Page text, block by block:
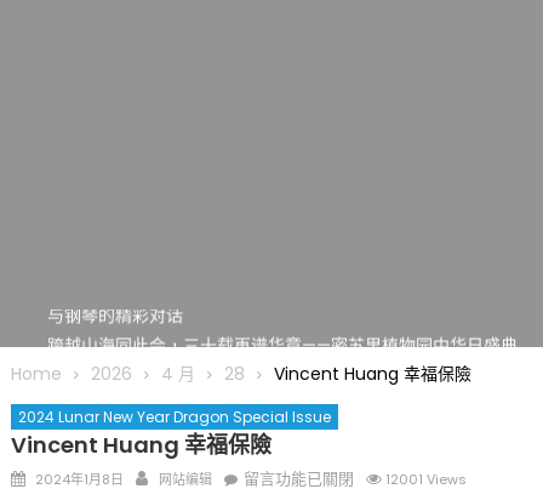
与钢琴的精彩对话
跨越山海同此会，三十载再谱华章——密苏里植物园中华日盛典
圆满举行
趣 + 水上竞速魅力
三十二载跨越时空的相逢
执掌密苏里植物园近四十年 致力推动全球植物多样性研究与中美
Home 2026 4 月 28 Vincent Huang 幸福保險
2024 Lunar New Year Dragon Special Issue
Vincent Huang 幸福保險
Posted
2024年1月8日 Author
网站编辑
在
留言功能已關閉 12001 Views